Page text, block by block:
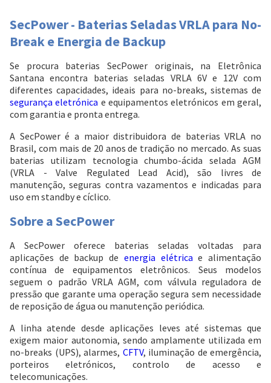
Entrega Flash
Cartão de crédito
Entendi
Pagamento via Pix
Entendi
Retire na Loja
SecPower - Baterias Seladas VRLA para No-
Break e Energia de Backup
Se procura baterias SecPower originais, na Eletrônica
Santana encontra baterias seladas VRLA 6V e 12V com
diferentes capacidades, ideais para no-breaks, sistemas de
segurança eletrónica e equipamentos eletrónicos em geral,
com garantia e pronta entrega.
A SecPower é a maior distribuidora de baterias VRLA no
Brasil, com mais de 20 anos de tradição no mercado. As suas
baterias utilizam tecnologia chumbo-ácida selada AGM
(VRLA - Valve Regulated Lead Acid), são livres de
manutenção, seguras contra vazamentos e indicadas para
uso em standby e cíclico.
Sobre a SecPower
A SecPower oferece baterias seladas voltadas para
aplicações de backup de energia elétrica e alimentação
contínua de equipamentos eletrônicos. Seus modelos
seguem o padrão VRLA AGM, com válvula reguladora de
pressão que garante uma operação segura sem necessidade
de reposição de água ou manutenção periódica.
A linha atende desde aplicações leves até sistemas que
exigem maior autonomia, sendo amplamente utilizada em
no-breaks (UPS), alarmes, CFTV, iluminação de emergência,
porteiros eletrónicos, controlo de acesso e
telecomunicações.